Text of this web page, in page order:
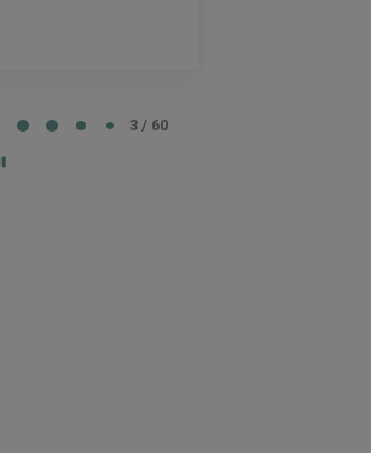
3 / 60